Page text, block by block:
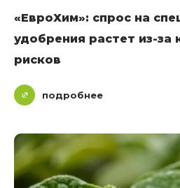
«ЕвроХим»: спрос на
удобрения растет из-за
рисков
подробнее